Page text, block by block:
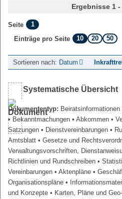
Ergebnisse 1
Seite
1
Einträge pro Seite
10 20 50
Sortieren nach: Datum
Systematische Übersicht
Dokumententyp:
• Bekanntmachungen • Abkommen •
Satzungen • Dienstvereinbarungen •
Amtsblatt • Gesetze und
Verwaltungsvorschriften,
Richtlinien und Rundschreiben •
Vereinbarungen • Aktenpläne •
Organisationspläne •
und Konzepte • Karten, Pläne und